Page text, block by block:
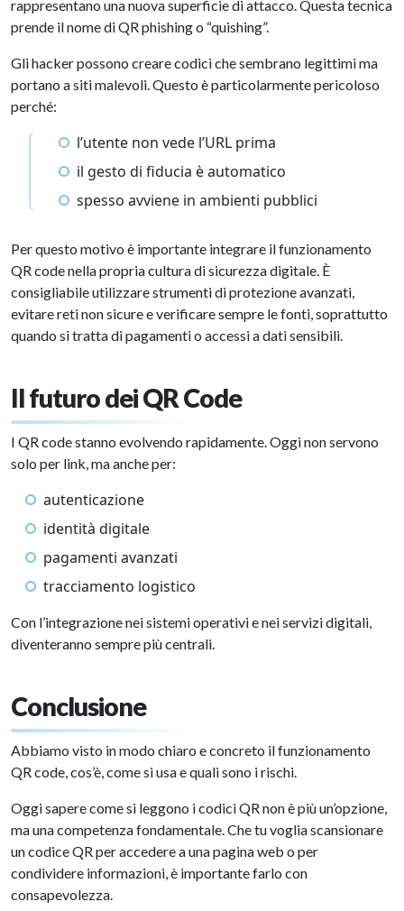
rappresentano una nuova superficie di attacco. Questa tecnica
prende il nome di QR phishing o “quishing”.
Gli hacker possono creare codici che sembrano legittimi ma
portano a siti malevoli. Questo è particolarmente pericoloso
perché:
l’utente non vede l’URL prima
il gesto di fiducia è automatico
spesso avviene in ambienti pubblici
Per questo motivo è importante integrare il funzionamento
QR code nella propria cultura di sicurezza digitale. È
consigliabile utilizzare strumenti di protezione avanzati,
evitare reti non sicure e verificare sempre le fonti, soprattutto
quando si tratta di pagamenti o accessi a dati sensibili.
Il futuro dei QR Code
I QR code stanno evolvendo rapidamente. Oggi non servono
solo per link, ma anche per:
autenticazione
identità digitale
pagamenti avanzati
tracciamento logistico
Con l’integrazione nei sistemi operativi e nei servizi digitali,
diventeranno sempre più centrali.
Conclusione
Abbiamo visto in modo chiaro e concreto il funzionamento
QR code, cos’è, come si usa e quali sono i rischi.
Oggi sapere come si leggono i codici QR non è più un’opzione,
ma una competenza fondamentale. Che tu voglia scansionare
un codice QR per accedere a una pagina web o per
condividere informazioni, è importante farlo con
consapevolezza.